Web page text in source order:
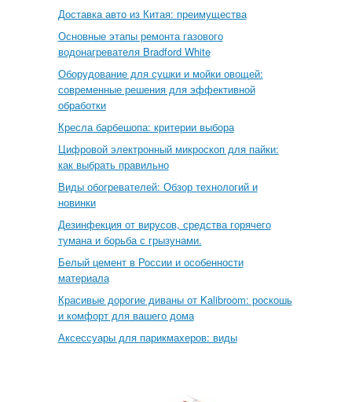
Доставка авто из Китая: преимущества
Основные этапы ремонта газового
водонагревателя Bradford White
Оборудование для сушки и мойки овощей:
современные решения для эффективной
обработки
Кресла барбешопа: критерии выбора
Цифровой электронный микроскоп для пайки:
как выбрать правильно
Виды обогревателей: Обзор технологий и
новинки
Дезинфекция от вирусов, средства горячего
тумана и борьба с грызунами.
Белый цемент в России и особенности
материала
Красивые дорогие диваны от Kalibroom: роскошь
и комфорт для вашего дома
Аксессуары для парикмахеров: виды